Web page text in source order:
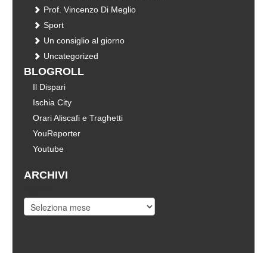
Prof. Vincenzo Di Meglio
Sport
Un consiglio al giorno
Uncategorized
BLOGROLL
Il Dispari
Ischia City
Orari Aliscafi e Traghetti
YouReporter
Youtube
ARCHIVI